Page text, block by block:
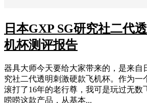
日本GXP SG研究社二代
机杯测评报告
器具大师今天要给大家带来的，是来自
究社二代透明刺激硬款飞机杯。作为一
滚打了16年的老行尊，我可是玩过无数
唠唠这款产品，从基本...